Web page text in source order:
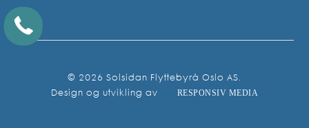
© 2026 Solsidan Flyttebyrå Oslo AS.
Design og utvikling av
RESPONSIV MEDIA